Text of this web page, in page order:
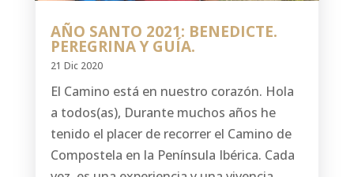
AÑO SANTO 2021: BENEDICTE.
PEREGRINA Y GUÍA.
21 Dic 2020
El Camino está en nuestro corazón. Hola
a todos(as), Durante muchos años he
tenido el placer de recorrer el Camino de
Compostela en la Península Ibérica. Cada